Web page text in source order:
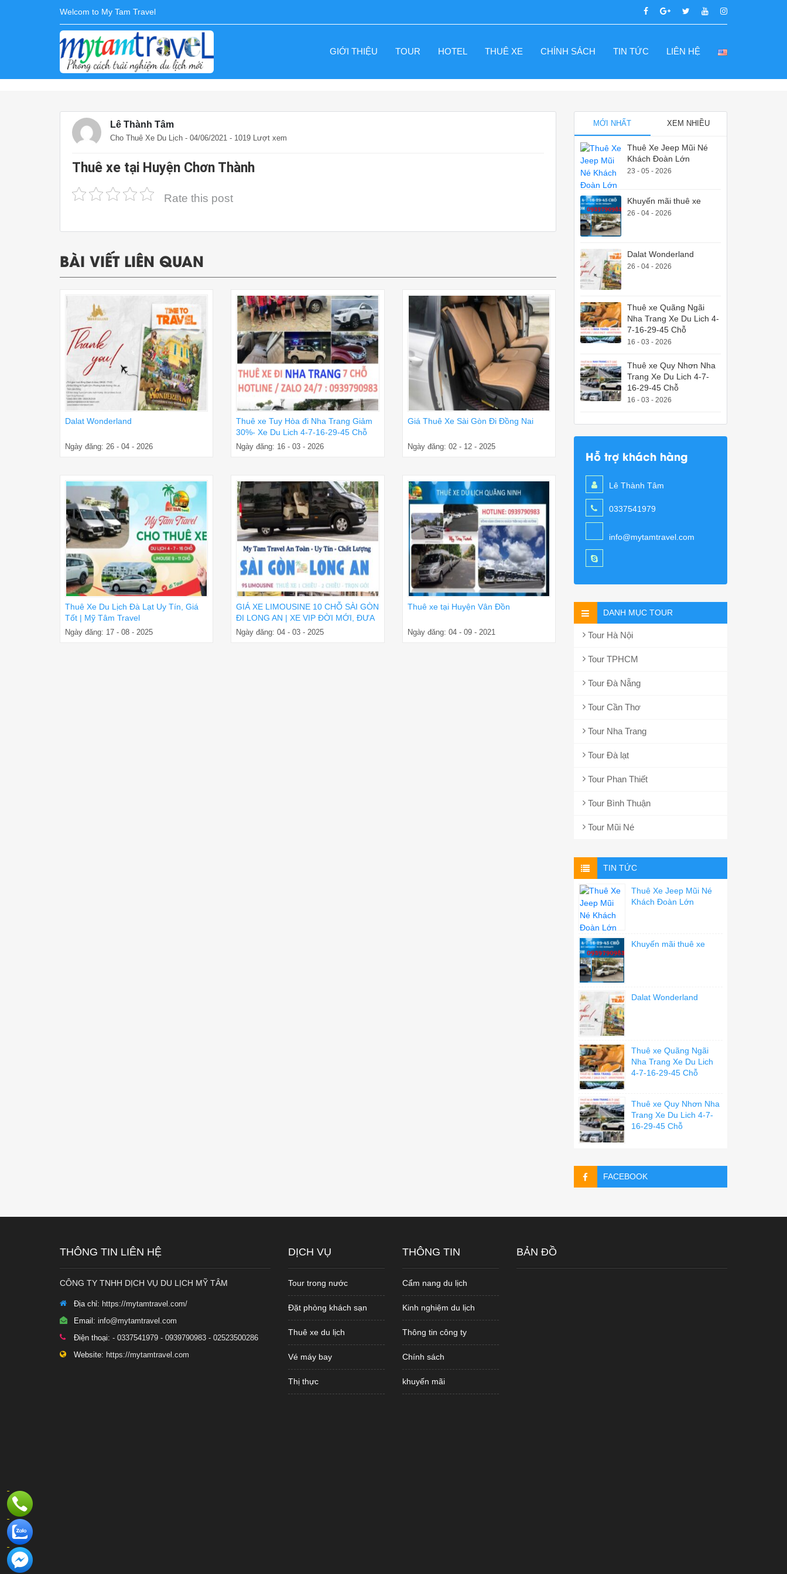
Welcom to My Tam Travel
GIỚI THIỆU TOUR HOTEL THUÊ XE CHÍNH SÁCH TIN TỨC LIÊN HỆ
Lê Thành Tâm
Cho Thuê Xe Du Lịch - 04/06/2021 - 1019 Lượt xem
Thuê xe tại Huyện Chơn Thành
Rate this post
BÀI VIẾT LIÊN QUAN
Dalat Wonderland
Ngày đăng: 26 - 04 - 2026
Thuê xe Tuy Hòa đi Nha Trang Giảm
30%- Xe Du Lich 4-7-16-29-45 Chỗ
Ngày đăng: 16 - 03 - 2026
Giá Thuê Xe Sài Gòn Đi Đồng Nai
Ngày đăng: 02 - 12 - 2025
Thuê Xe Du Lịch Đà Lạt Uy Tín, Giá
Tốt | Mỹ Tâm Travel
Ngày đăng: 17 - 08 - 2025
GIÁ XE LIMOUSINE 10 CHỖ SÀI GÒN
ĐI LONG AN | XE VIP ĐỜI MỚI, ĐƯA
ĐÓN TẬN NƠI
Ngày đăng: 04 - 03 - 2025
Thuê xe tại Huyện Vân Đồn
Ngày đăng: 04 - 09 - 2021
MỚI NHẤT XEM NHIỀU
Thuê Xe Jeep Mũi Né
Khách Đoàn Lớn
23 - 05 - 2026
Khuyến mãi thuê xe
26 - 04 - 2026
Dalat Wonderland
26 - 04 - 2026
Thuê xe Quãng Ngãi
Nha Trang Xe Du Lich 4-
7-16-29-45 Chỗ
16 - 03 - 2026
Thuê xe Quy Nhơn Nha
Trang Xe Du Lich 4-7-
16-29-45 Chỗ
16 - 03 - 2026
Hỗ trợ khách hàng
Lê Thành Tâm
0337541979
info@mytamtravel.com
DANH MỤC TOUR
Tour Hà Nội
Tour TPHCM
Tour Đà Nẵng
Tour Cần Thơ
Tour Nha Trang
Tour Đà lạt
Tour Phan Thiết
Tour Bình Thuận
Tour Mũi Né
TIN TỨC
Thuê Xe Jeep Mũi Né
Khách Đoàn Lớn
Khuyến mãi thuê xe
Dalat Wonderland
Thuê xe Quãng Ngãi
Nha Trang Xe Du Lich
4-7-16-29-45 Chỗ
Thuê xe Quy Nhơn Nha
Trang Xe Du Lich 4-7-
16-29-45 Chỗ
FACEBOOK
THÔNG TIN LIÊN HỆ
CÔNG TY TNHH DỊCH VỤ DU LỊCH MỸ TÂM
Địa chỉ: https://mytamtravel.com/
Email: info@mytamtravel.com
Điện thoại: - 0337541979 - 0939790983 - 02523500286
Website: https://mytamtravel.com
DỊCH VỤ
Tour trong nước
Đặt phòng khách sạn
Thuê xe du lịch
Vé máy bay
Thị thực
THÔNG TIN
Cẩm nang du lịch
Kinh nghiệm du lịch
Thông tin công ty
Chính sách
khuyến mãi
BẢN ĐỒ